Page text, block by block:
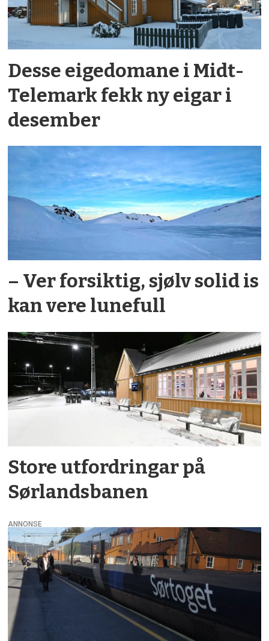
Desse eigedomane i Midt-
Telemark fekk ny eigar i
desember
– Ver forsiktig, sjølv solid is
kan vere lunefull
Store utfordringar på
Sørlandsbanen
ANNONSE